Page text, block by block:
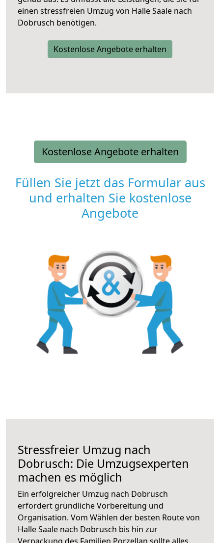
einen stressfreien Umzug von Halle Saale nach
Dobrusch benötigen.
Kostenlose Angebote erhalten
Kostenlose Angebote erhalten
Füllen Sie jetzt das Formular aus
und erhalten Sie kostenlose
Angebote
Stressfreier Umzug nach
Dobrusch: Die Umzugsexperten
machen es möglich
Ein erfolgreicher Umzug nach Dobrusch
erfordert gründliche Vorbereitung und
Organisation. Vom Wählen der besten Route von
Halle Saale nach Dobrusch bis hin zur